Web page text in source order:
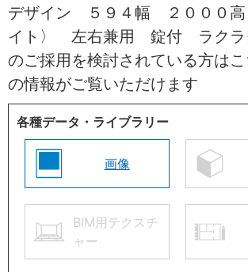
デザイン ５９４幅 ２０００
イト〉 左右兼用 錠付 ラクラ
のご採用を検討されている方は
の情報がご覧いただけます
各種データ・ライブラリー
画像
BIM用テクスチ
ャー